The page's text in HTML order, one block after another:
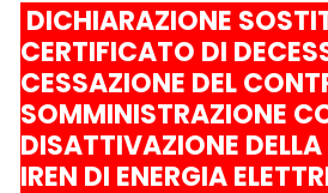
DICHIARAZIONE
CERTIFICATO DI
CESSAZIONE DEL
SOMMINISTRAZIONE
DISATTIVAZIONE
IREN DI ENERGIA